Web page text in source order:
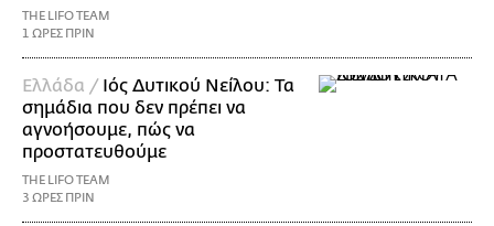
THE LIFO TEAM
1 ΩΡΕΣ ΠΡΙΝ
Ελλάδα / Ιός Δυτικού Νείλου: Τα
σημάδια που δεν πρέπει να
αγνοήσουμε, πώς να
προστατευθούμε
THE LIFO TEAM
3 ΩΡΕΣ ΠΡΙΝ